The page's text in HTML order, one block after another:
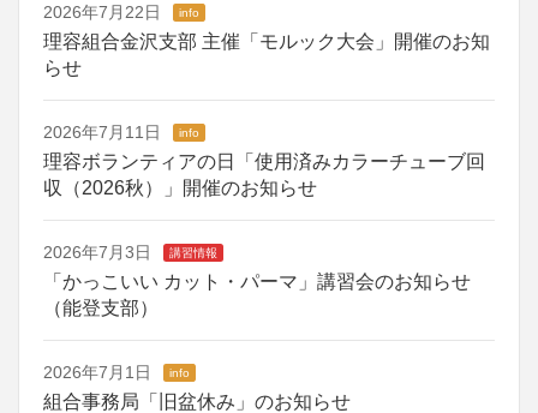
2026年7月22日 info
理容組合金沢支部 主催「モルック大会」開催のお知
らせ
2026年7月11日 info
理容ボランティアの日「使用済みカラーチューブ回
収（2026秋）」開催のお知らせ
2026年7月3日 講習情報
「かっこいい カット・パーマ」講習会のお知らせ
（能登支部）
2026年7月1日 info
組合事務局「旧盆休み」のお知らせ